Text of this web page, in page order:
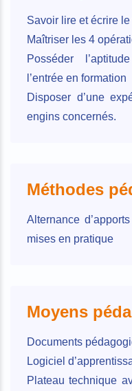
Savoir lire et écrire
Maîtriser les 4
Posséder
l’entrée en formation
Disposer d’une
engins concernés.
Méthodes
Alternance
mises en pratique
Moyens
Documents
Logiciel
Plateau technique